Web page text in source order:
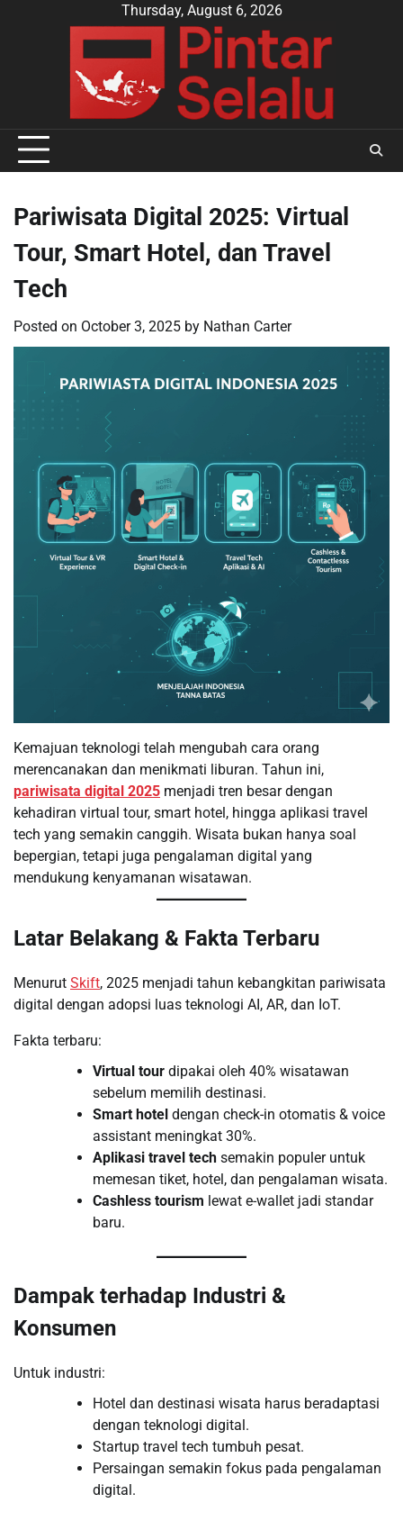
Thursday, August 6, 2026
Pariwisata Digital 2025: Virtual
Tour, Smart Hotel, dan Travel
Tech
Posted on October 3, 2025 by Nathan Carter
Kemajuan teknologi telah mengubah cara orang
merencanakan dan menikmati liburan. Tahun ini,
pariwisata digital 2025 menjadi tren besar dengan
kehadiran virtual tour, smart hotel, hingga aplikasi travel
tech yang semakin canggih. Wisata bukan hanya soal
bepergian, tetapi juga pengalaman digital yang
mendukung kenyamanan wisatawan.
Latar Belakang & Fakta Terbaru
Menurut Skift, 2025 menjadi tahun kebangkitan pariwisata
digital dengan adopsi luas teknologi AI, AR, dan IoT.
Fakta terbaru:
Virtual tour dipakai oleh 40% wisatawan
sebelum memilih destinasi.
Smart hotel dengan check-in otomatis & voice
assistant meningkat 30%.
Aplikasi travel tech semakin populer untuk
memesan tiket, hotel, dan pengalaman wisata.
Cashless tourism lewat e-wallet jadi standar
baru.
Dampak terhadap Industri &
Konsumen
Untuk industri:
Hotel dan destinasi wisata harus beradaptasi
dengan teknologi digital.
Startup travel tech tumbuh pesat.
Persaingan semakin fokus pada pengalaman
digital.